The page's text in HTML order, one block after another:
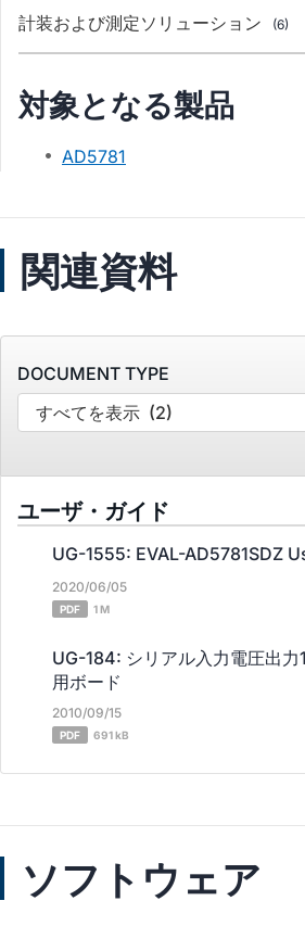
計装および測定ソリューション (6)
対象となる製品
AD5781
関連資料
DOCUMENT TYPE
すべてを表示 (2)
ユーザ・ガイド
UG-1555: EVAL-AD5781SDZ
2020/06/05
PDF 1 M
UG-184: シリアル入力電圧出力
用ボード
2010/09/15
PDF 691 kB
ソフトウェア